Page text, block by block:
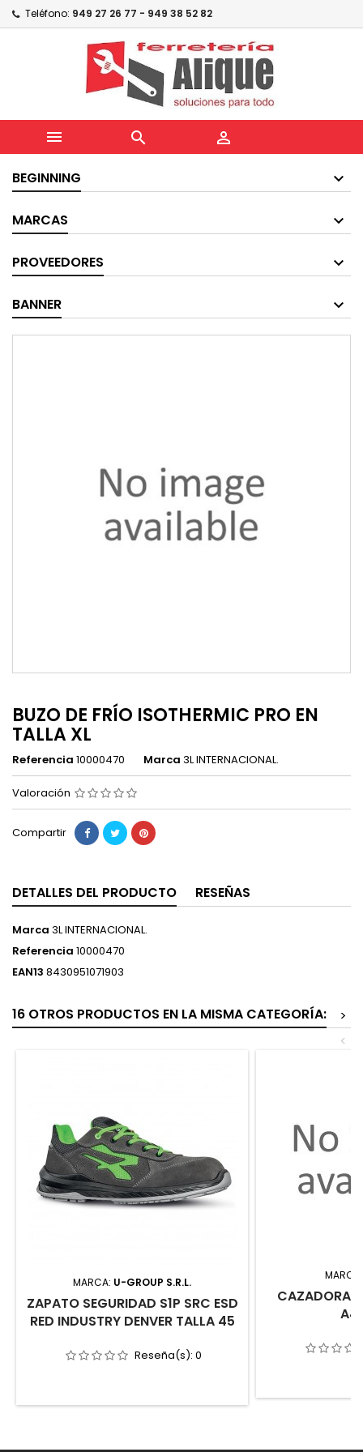
Teléfono: 949 27 26 77 - 949 38 52 82
  
BEGINNING
MARCAS
PROVEEDORES
BANNER
BUZO DE FRÍO ISOTHERMIC PRO EN
TALLA XL
Referencia 10000470 Marca 3L INTERNACIONAL.
Valoración
Compartir
DETALLES DEL PRODUCTO RESEÑAS
Marca 3L INTERNACIONAL.
Referencia 10000470
EAN13 8430951071903
16 OTROS PRODUCTOS EN LA MISMA CATEGORÍA:
>
<
MARCA: U-GROUP S.R.L.
ZAPATO SEGURIDAD S1P SRC ESD
RED INDUSTRY DENVER TALLA 45
Reseña(s): 0
CAZADORA